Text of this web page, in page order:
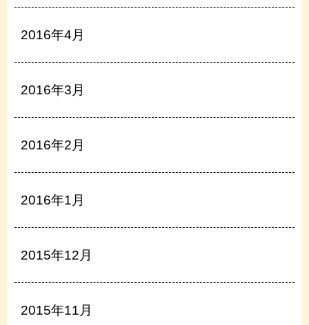
2016年4月
2016年3月
2016年2月
2016年1月
2015年12月
2015年11月